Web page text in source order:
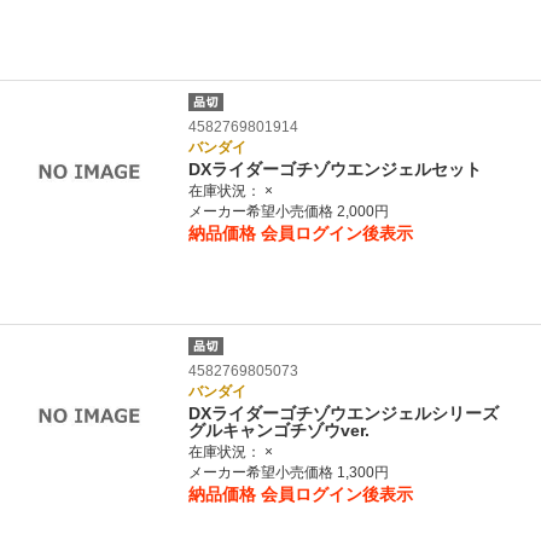
4582769801914
バンダイ
DXライダーゴチゾウエンジェルセット
在庫状況：
×
メーカー希望小売価格 2,000円
納品価格 会員ログイン後表示
4582769805073
バンダイ
DXライダーゴチゾウエンジェルシリーズ
グルキャンゴチゾウver.
在庫状況：
×
メーカー希望小売価格 1,300円
納品価格 会員ログイン後表示